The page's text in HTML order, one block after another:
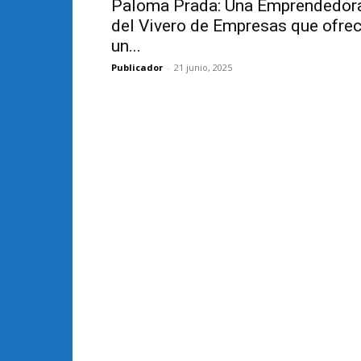
Paloma Prada: Una
del Vivero de Empresas que
un...
Publicador - 21 junio, 2025